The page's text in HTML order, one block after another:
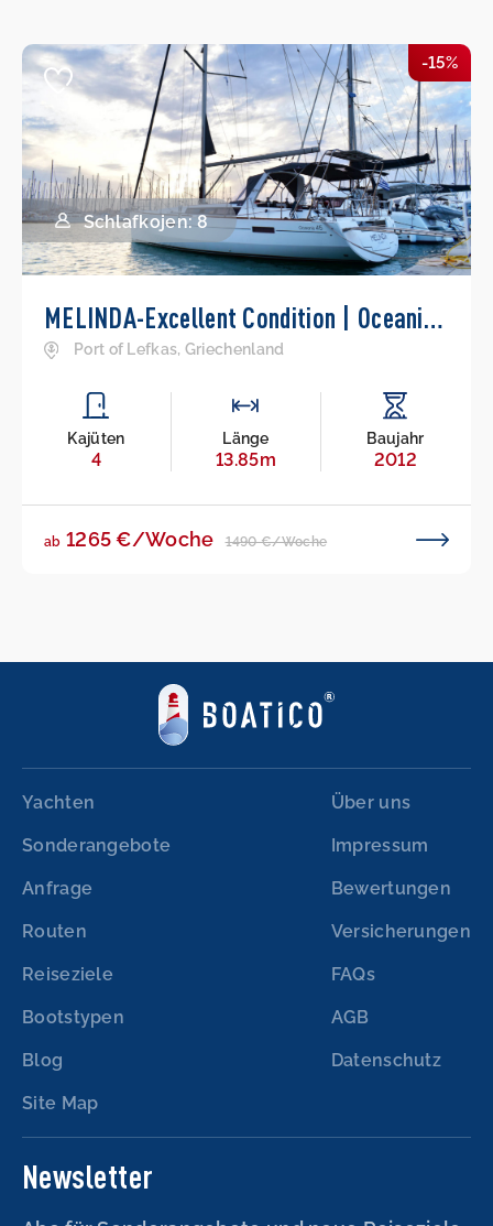
-15%
Schlafkojen: 8
MELINDA-Excellent Condition | Oceanis 45
Port of Lefkas, Griechenland
Kajüten
4
Länge
13.85m
Baujahr
2012
ab 1265 €/Woche 1490 €/Woche
Yachten
Sonderangebote
Anfrage
Routen
Reiseziele
Bootstypen
Blog
Site Map
Über uns
Impressum
Bewertungen
Versicherungen
FAQs
AGB
Datenschutz
Newsletter